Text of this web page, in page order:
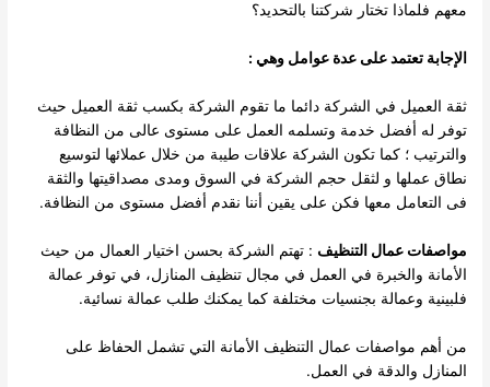
معهم فلماذا تختار شركتنا بالتحديد؟
الإجابة تعتمد على عدة عوامل وهي :
ثقة العميل في الشركة دائما ما تقوم الشركة بكسب ثقة العميل حيث
توفر له أفضل خدمة وتسلمه العمل على مستوى عالى من النظافة
والترتيب ؛ كما تكون الشركة علاقات طيبة من خلال عملائها لتوسيع
نطاق عملها و لثقل حجم الشركة في السوق ومدى مصداقيتها والثقة
فى التعامل معها فكن على يقين أننا نقدم أفضل مستوى من النظافة.
مواصفات عمال التنظيف : تهتم الشركة بحسن اختيار العمال من حيث
الأمانة والخبرة في العمل في مجال تنظيف المنازل، في توفر عمالة
فلبينية وعمالة بجنسيات مختلفة كما يمكنك طلب عمالة نسائية.
من أهم مواصفات عمال التنظيف الأمانة التي تشمل الحفاظ على
المنازل والدقة في العمل.